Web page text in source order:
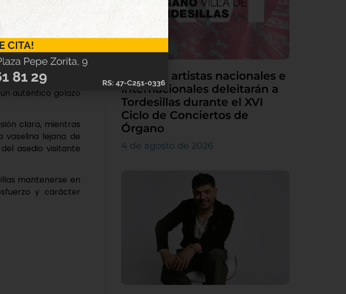
tuvo el empate
Farolo evitó el
frontal. El dominio
se resistía.
vallisoletano y la
del área, el
auténtico golazo
clara, mientras
vaselina lejana de
asedio visitante
mantenerse en
y carácter
Grandes artistas nacionales e
internacionales deleitarán a
Tordesillas durante el XVI
Ciclo de Conciertos de
Órgano
4 de agosto de 2026